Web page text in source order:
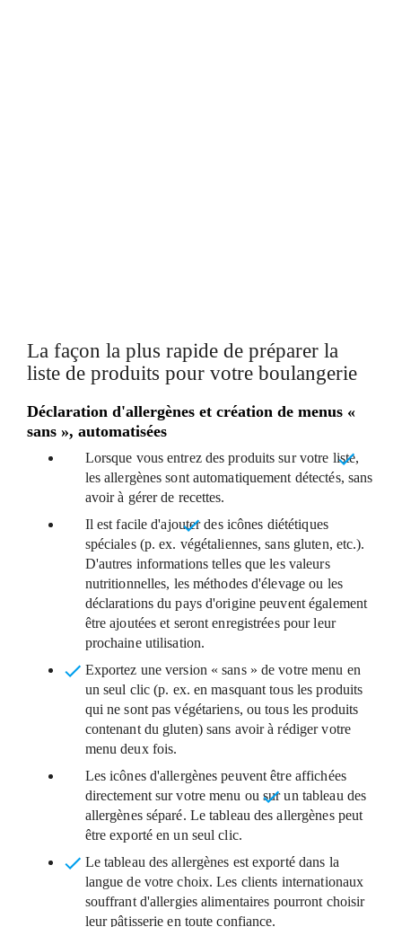
La façon la plus rapide de préparer la
liste de produits pour votre boulangerie
Déclaration d'allergènes et création de menus «
sans », automatisées
Lorsque vous entrez des produits sur votre liste,
les allergènes sont automatiquement détectés, sans
avoir à gérer de recettes.
Il est facile d'ajouterdes icônes diététiques
spéciales(p. ex. végétaliennes, sans gluten, etc.).
D'autres informations telles que les valeurs
nutritionnelles, les méthodes d'élevage ou les
déclarations du pays d'origine peuvent également
être ajoutées et seront enregistrées pour leur
prochaine utilisation.
Exportez une version « sans » de votre menu en
un seul clic(p. ex. en masquant tous les produits
qui ne sont pas végétariens, ou tous les produits
contenant du gluten) sans avoir à rédiger votre
menu deux fois.
Les icônes d'allergènes peuvent être affichées
directement sur votre menu ou surun tableau des
allergènes séparé. Le tableau des allergènes peut
être exporté en un seul clic.
Le tableau des allergènes est exporté dans la
langue de votre choix. Les clients internationaux
souffrant d'allergies alimentaires pourront choisir
leur pâtisserie en toute confiance.